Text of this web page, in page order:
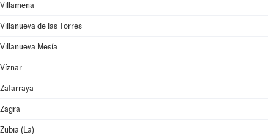
Villamena
Villanueva de las Torres
Villanueva Mesía
Víznar
Zafarraya
Zagra
Zubia (La)